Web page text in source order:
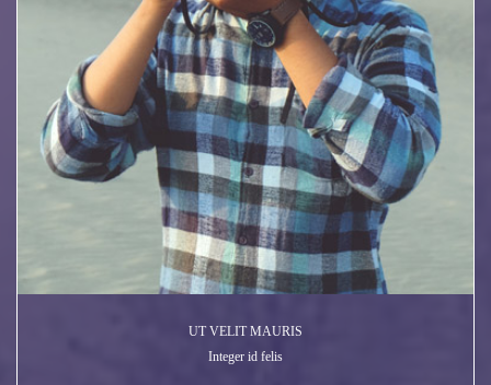
UT VELIT MAURIS
Integer id felis